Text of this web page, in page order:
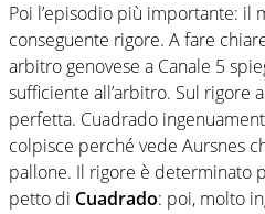
Poi l’episodio più importante: il
conseguente rigore. A fare
arbitro genovese a Canale 5
sufficiente all’arbitro. Sul rigore
perfetta. Cuadrado
colpisce perché vede Aursnes
pallone. Il rigore è determinato
petto di Cuadrado: poi, molto